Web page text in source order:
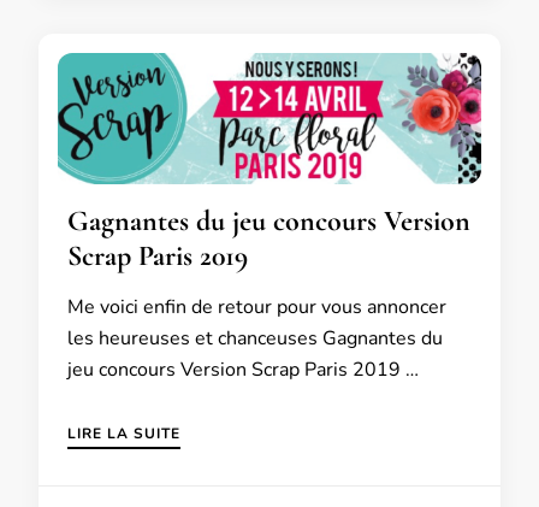
Gagnantes du jeu concours Version
Scrap Paris 2019
Me voici enfin de retour pour vous annoncer
les heureuses et chanceuses Gagnantes du
jeu concours Version Scrap Paris 2019 …
LIRE LA SUITE